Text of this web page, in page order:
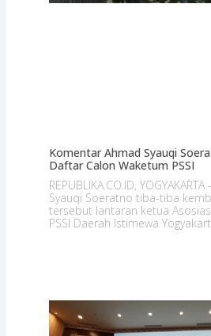
Komentar Ahmad Syauqi
Daftar Calon Waketum PSSI
REPUBLIKA.CO.ID,
Syauqi Soeratno tiba-tiba
tersebut lantaran ketua
PSSI Daerah Istimewa